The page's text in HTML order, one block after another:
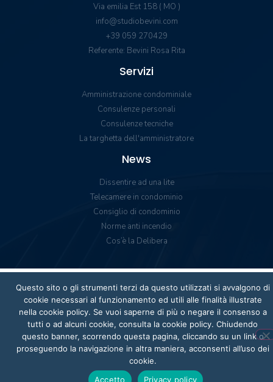
Via emilia Est 158 ( MO )
info@studiobevini.com
+39 059 270429
Referente: Bevini Rosa Rita
Servizi
Amministrazione condominiale
Consulenze personali
Consulenze tecniche
La targhetta dell'amministratore
News
Dissentire ad una lite
Telecamere in condominio
Consiglio di condominio
Norme anti incendio
Cos’è la Delibera
Questo sito o gli strumenti terzi da questo utilizzati si avvalgono di
cookie necessari al funzionamento ed utili alle finalità illustrate
nella cookie policy. Se vuoi saperne di più o negare il consenso a
tutti o ad alcuni cookie, consulta la cookie policy. Chiudendo
questo banner, scorrendo questa pagina, cliccando su un link o
proseguendo la navigazione in altra maniera, acconsenti all’uso dei
cookie.
Accetto
Privacy policy